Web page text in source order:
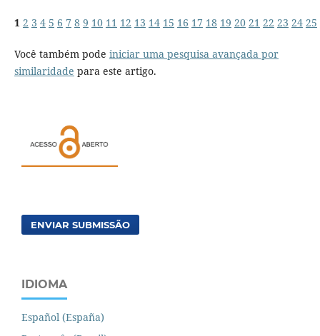
1 2 3 4 5 6 7 8 9 10 11 12 13 14 15 16 17 18 19 20 21 22 23 24 25
Você também pode iniciar uma pesquisa avançada por
similaridade para este artigo.
ENVIAR SUBMISSÃO
IDIOMA
Español (España)